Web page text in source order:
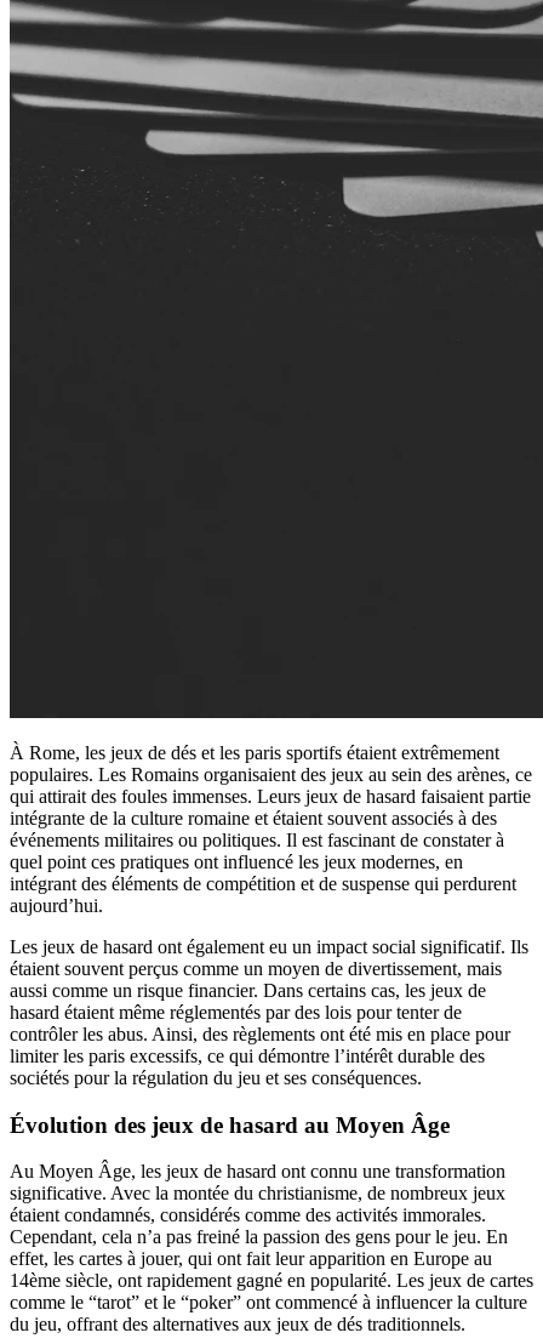
À Rome, les jeux de dés et les paris sportifs étaient extrêmement
populaires. Les Romains organisaient des jeux au sein des arènes, ce
qui attirait des foules immenses. Leurs jeux de hasard faisaient partie
intégrante de la culture romaine et étaient souvent associés à des
événements militaires ou politiques. Il est fascinant de constater à
quel point ces pratiques ont influencé les jeux modernes, en
intégrant des éléments de compétition et de suspense qui perdurent
aujourd’hui.
Les jeux de hasard ont également eu un impact social significatif. Ils
étaient souvent perçus comme un moyen de divertissement, mais
aussi comme un risque financier. Dans certains cas, les jeux de
hasard étaient même réglementés par des lois pour tenter de
contrôler les abus. Ainsi, des règlements ont été mis en place pour
limiter les paris excessifs, ce qui démontre l’intérêt durable des
sociétés pour la régulation du jeu et ses conséquences.
Évolution des jeux de hasard au Moyen Âge
Au Moyen Âge, les jeux de hasard ont connu une transformation
significative. Avec la montée du christianisme, de nombreux jeux
étaient condamnés, considérés comme des activités immorales.
Cependant, cela n’a pas freiné la passion des gens pour le jeu. En
effet, les cartes à jouer, qui ont fait leur apparition en Europe au
14ème siècle, ont rapidement gagné en popularité. Les jeux de cartes
comme le “tarot” et le “poker” ont commencé à influencer la culture
du jeu, offrant des alternatives aux jeux de dés traditionnels.